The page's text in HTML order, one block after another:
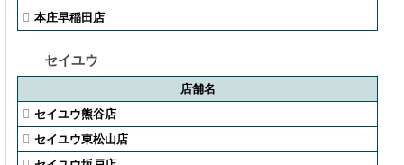
本庄早稲田店
セイユウ
店舗名
セイユウ熊谷店
セイユウ東松山店